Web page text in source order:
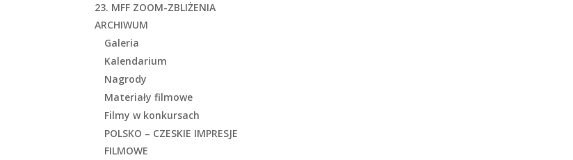
23. MFF ZOOM-ZBLIŻENIA
ARCHIWUM
Galeria
Kalendarium
Nagrody
Materiały filmowe
Filmy w konkursach
POLSKO – CZESKIE IMPRESJE
FILMOWE